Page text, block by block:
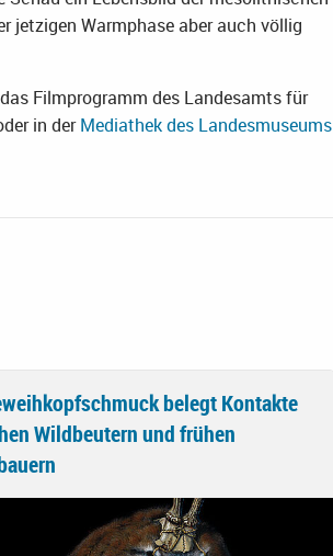
jetzigen Warmphase aber auch völlig
Filmprogramm des Landesamts für
in derMediathek des Landesmuseums
belegt Kontakte
Wildbeutern und frühen